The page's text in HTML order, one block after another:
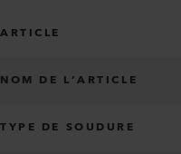
ARTICLE
NOM DE L’ARTICLE
TYPE DE SOUDURE